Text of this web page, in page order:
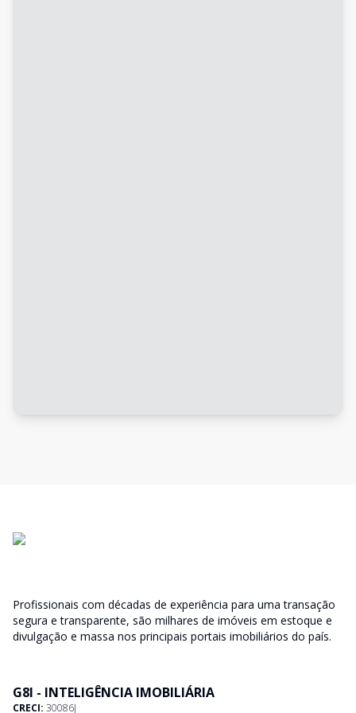
Profissionais com décadas de experiência para uma transação
segura e transparente, são milhares de imóveis em estoque e
divulgação e massa nos principais portais imobiliários do país.
G8I - INTELIGÊNCIA IMOBILIÁRIA
CRECI: 30086J